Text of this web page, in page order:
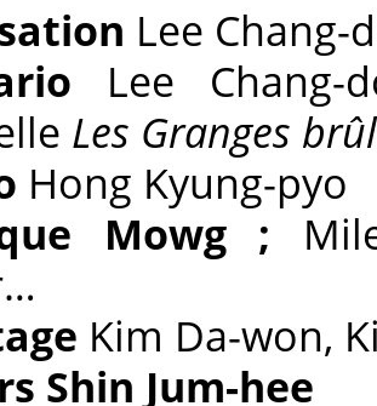
Lee Chang-
Lee Chang-
Les Granges
Hong Kyung-pyo
Mowg ;
Kim Da-won,
Shin Jum-hee